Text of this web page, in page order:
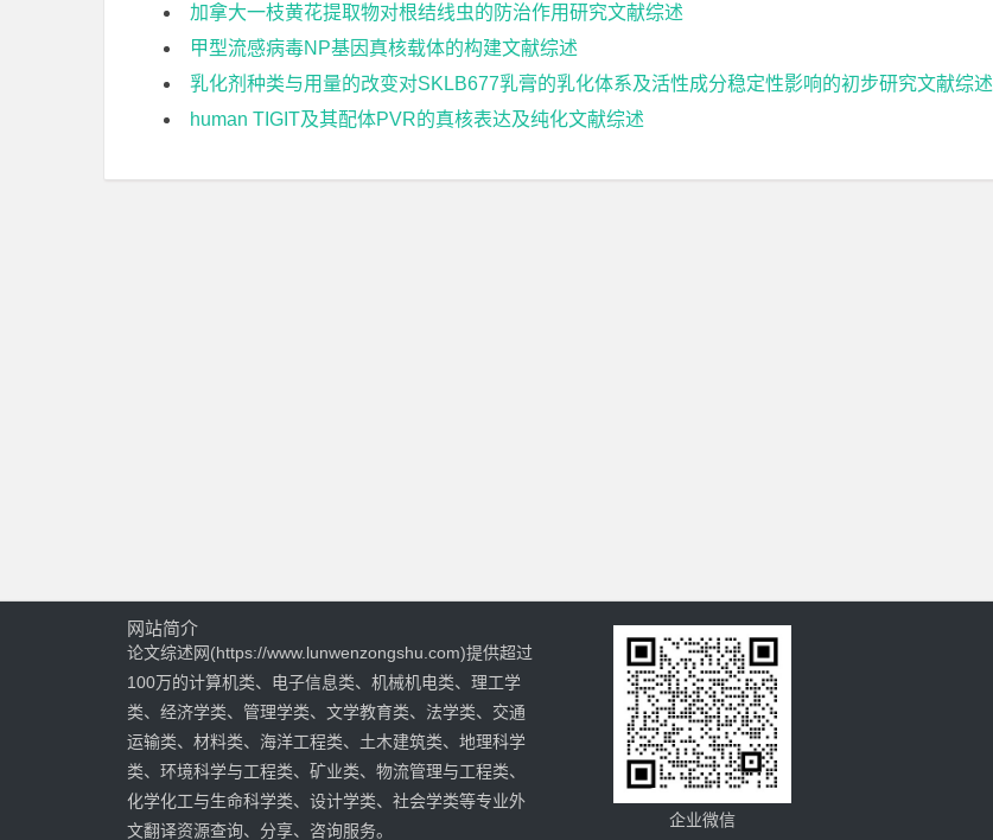
加拿大一枝黄花提取物对根结线虫的防治作用研究文献综述
甲型流感病毒NP基因真核载体的构建文献综述
乳化剂种类与用量的改变对SKLB677乳膏的乳化体系及活性成分稳定性影响的初步研究文献综述
human TIGIT及其配体PVR的真核表达及纯化文献综述
网站简介
论文综述网(https://www.lunwenzongshu.com)提供超过
100万的计算机类、电子信息类、机械机电类、理工学
类、经济学类、管理学类、文学教育类、法学类、交通
运输类、材料类、海洋工程类、土木建筑类、地理科学
类、环境科学与工程类、矿业类、物流管理与工程类、
化学化工与生命科学类、设计学类、社会学类等专业外
文翻译资源查询、分享、咨询服务。
企业微信